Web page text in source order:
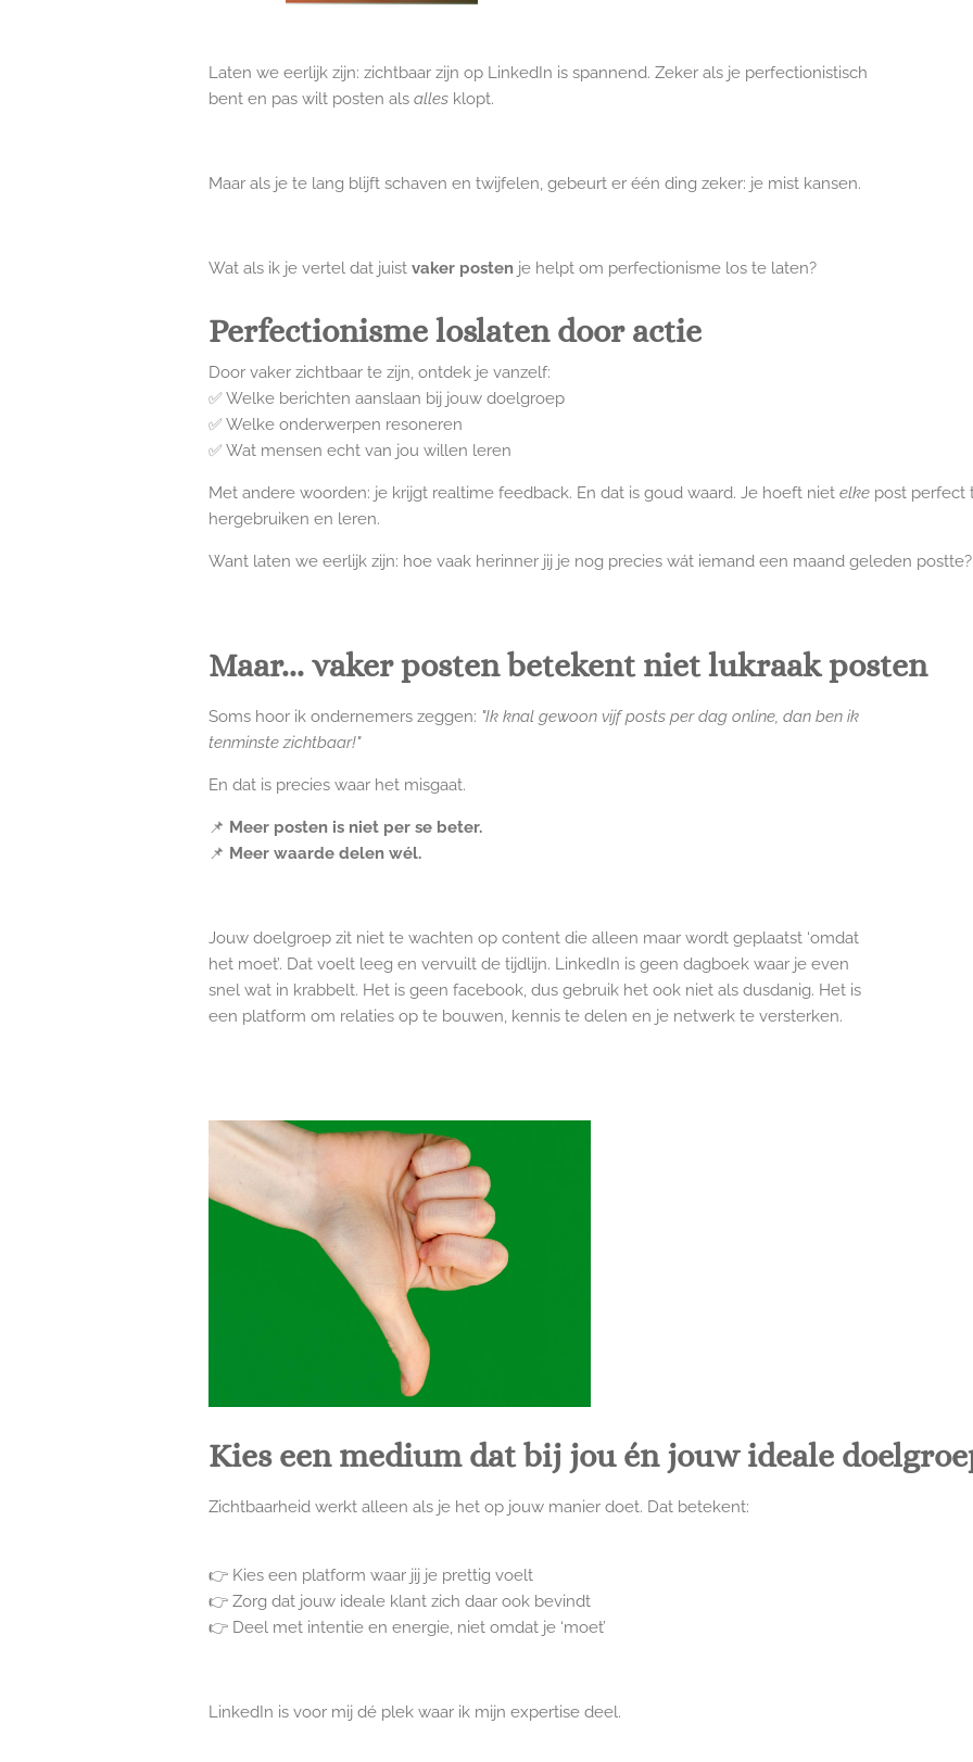
Laten we eerlijk zijn: zichtbaar zijn op LinkedIn is spannend. Zeker als je perfectionistisch
bent en pas wilt posten als alles klopt.
Maar als je te lang blijft schaven en twijfelen, gebeurt er één ding zeker: je mist kansen.
Wat als ik je vertel dat juist vaker posten je helpt om perfectionisme los te laten?
Perfectionisme loslaten door actie
Door vaker zichtbaar te zijn, ontdek je vanzelf:
✅ Welke berichten aanslaan bij jouw doelgroep
✅ Welke onderwerpen resoneren
✅ Wat mensen echt van jou willen leren
Met andere woorden: je krijgt realtime feedback. En dat is goud waard. Je hoeft niet elke post perfect
hergebruiken en leren.
Want laten we eerlijk zijn: hoe vaak herinner jij je nog precies wát iemand een maand geleden postte?
Maar... vaker posten betekent niet lukraak posten
Soms hoor ik ondernemers zeggen: "Ik knal gewoon vijf posts per dag online, dan ben ik
tenminste zichtbaar!"
En dat is precies waar het misgaat.
📌 Meer posten is niet per se beter.
📌 Meer waarde delen wél.
Jouw doelgroep zit niet te wachten op content die alleen maar wordt geplaatst ‘omdat
het moet’. Dat voelt leeg en vervuilt de tijdlijn. LinkedIn is geen dagboek waar je even
snel wat in krabbelt. Het is geen facebook, dus gebruik het ook niet als dusdanig. Het is
een platform om relaties op te bouwen, kennis te delen en je netwerk te versterken.
Kies een medium dat bij jou én jouw ideale
Zichtbaarheid werkt alleen als je het op jouw manier doet. Dat betekent:
👉 Kies een platform waar jij je prettig voelt
👉 Zorg dat jouw ideale klant zich daar ook bevindt
👉 Deel met intentie en energie, niet omdat je ‘moet’
LinkedIn is voor mij dé plek waar ik mijn expertise deel.